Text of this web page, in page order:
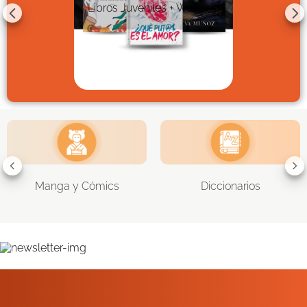
Libros Juveniles + Wattpad
Manga y Cómics Diccionarios